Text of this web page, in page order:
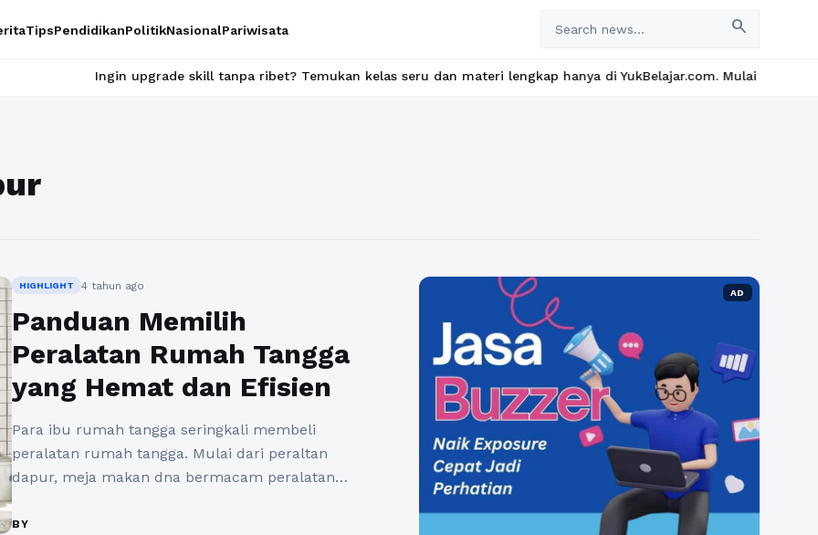
TipsPendidikanPolitikNasionalPariwisata search
Ingin upgrade skill tanpa ribet? Temukan kelas seru dan materi lengkap hanya di YukBelajar.com. Mulai langkah
HIGHLIGHT 4 tahun ago
Panduan Memilih
Peralatan Rumah Tangga
yang Hemat dan Efisien
Para ibu rumah tangga seringkali membeli
peralatan rumah tangga. Mulai dari peraltan
dapur, meja makan dna bermacam peralatan
makan mulai dari piring, sendok, gelas dan aneka
BY
AD